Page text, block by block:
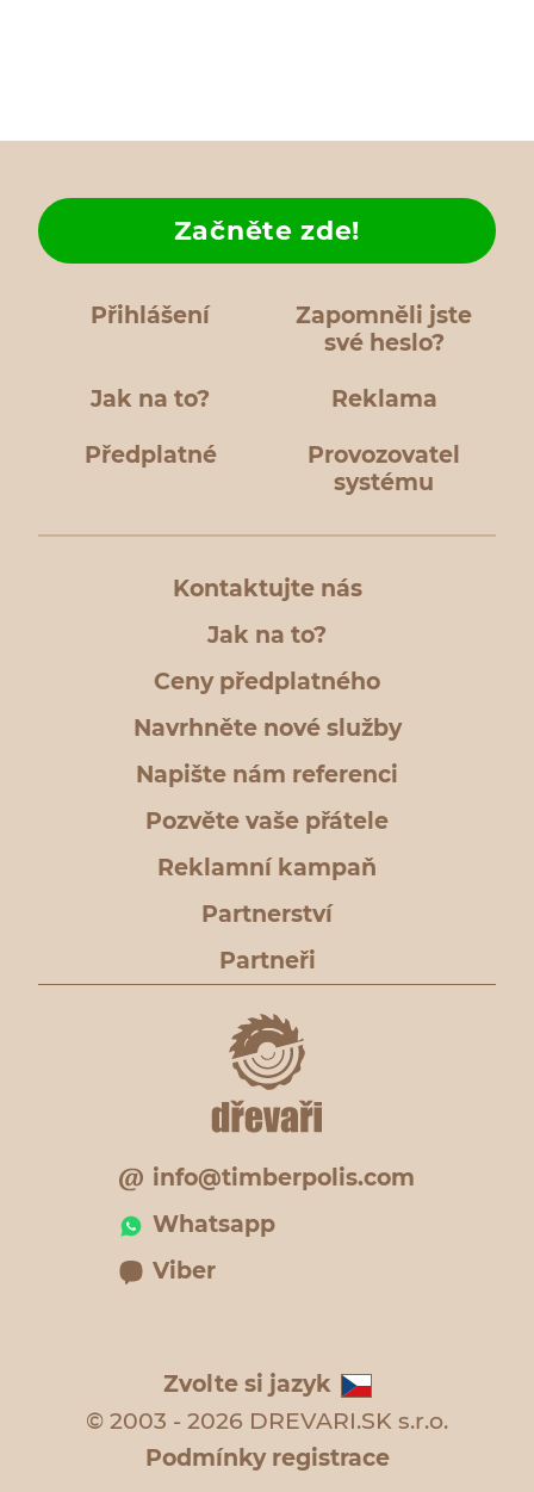
Přihlášení
Zapomněli jste
své heslo?
Jak na to?
Začněte zde!
Reklama
Předplatné
Provozovatel
systému
Kontaktujte nás
Jak na to?
Ceny předplatného
Navrhněte nové služby
Napište nám referenci
Pozvěte vaše přátele
Reklamní kampaň
Partnerství
Partneři
info@timberpolis.com
Whatsapp
Viber
Zvolte si jazyk
© 2003 - 2026 DREVARI.SK s.r.o.
Podmínky registrace